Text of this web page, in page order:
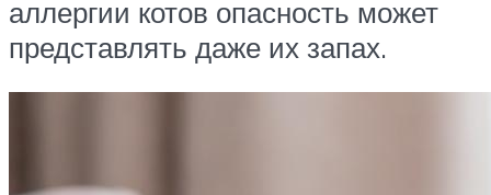
аллергии котов опасность может
представлять даже их запах.